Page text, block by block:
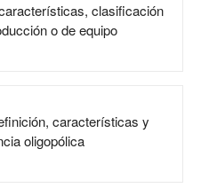
clasificación
o de equipo
características y
oligopólica